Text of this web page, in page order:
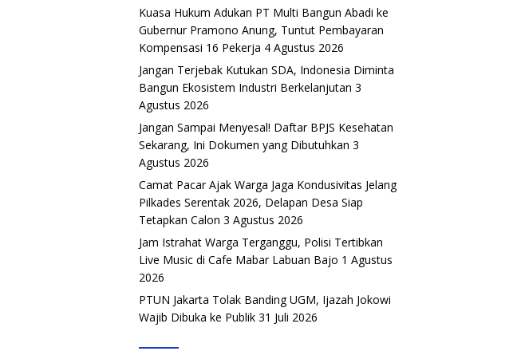
Kuasa Hukum Adukan PT Multi Bangun Abadi ke
Gubernur Pramono Anung, Tuntut Pembayaran
Kompensasi 16 Pekerja 4 Agustus 2026
Jangan Terjebak Kutukan SDA, Indonesia Diminta
Bangun Ekosistem Industri Berkelanjutan 3
Agustus 2026
Jangan Sampai Menyesal! Daftar BPJS Kesehatan
Sekarang, Ini Dokumen yang Dibutuhkan 3
Agustus 2026
Camat Pacar Ajak Warga Jaga Kondusivitas Jelang
Pilkades Serentak 2026, Delapan Desa Siap
Tetapkan Calon 3 Agustus 2026
Jam Istrahat Warga Terganggu, Polisi Tertibkan
Live Music di Cafe Mabar Labuan Bajo 1 Agustus
2026
PTUN Jakarta Tolak Banding UGM, Ijazah Jokowi
Wajib Dibuka ke Publik 31 Juli 2026